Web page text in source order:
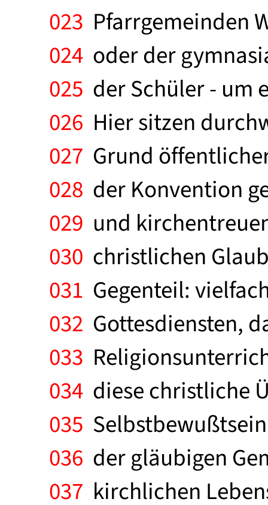
023 Pfarrgemeinden
024 oder der
025 der Schüler - um
026 Hier sitzen
027 Grund
028 der Konvention
029 und
030 christlichen
031 Gegenteil:
032 Gottesdiensten,
033
034 diese christliche
035
036 der gläubigen
037 kirchlichen